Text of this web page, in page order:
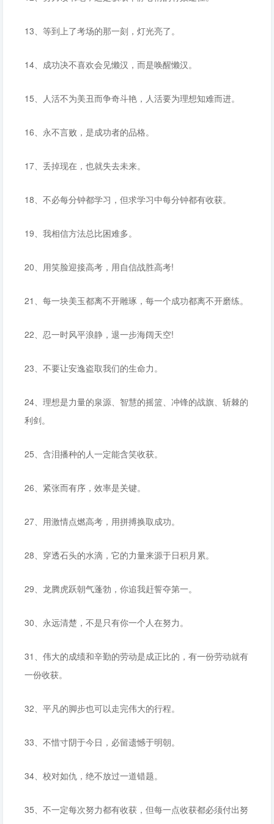
13、等到上了考场的那一刻，灯光亮了。
14、成功决不喜欢会见懒汉，而是唤醒懒汉。
15、人活不为美丑而争奇斗艳，人活要为理想知难而进。
16、永不言败，是成功者的品格。
17、丢掉现在，也就失去未来。
18、不必每分钟都学习，但求学习中每分钟都有收获。
19、我相信方法总比困难多。
20、用笑脸迎接高考，用自信战胜高考!
21、每一块美玉都离不开雕琢，每一个成功都离不开磨练。
22、忍一时风平浪静，退一步海阔天空!
23、不要让安逸盗取我们的生命力。
24、理想是力量的泉源、智慧的摇篮、冲锋的战旗、斩棘的
利剑。
25、含泪播种的人一定能含笑收获。
26、紧张而有序，效率是关键。
27、用激情点燃高考，用拼搏换取成功。
28、穿透石头的水滴，它的力量来源于日积月累。
29、龙腾虎跃朝气蓬勃，你追我赶誓夺第一。
30、永远清楚，不是只有你一个人在努力。
31、伟大的成绩和辛勤的劳动是成正比的，有一份劳动就有
一份收获。
32、平凡的脚步也可以走完伟大的行程。
33、不惜寸阴于今日，必留遗憾于明朝。
34、校对如仇，绝不放过一道错题。
35、不一定每次努力都有收获，但每一点收获都必须付出努